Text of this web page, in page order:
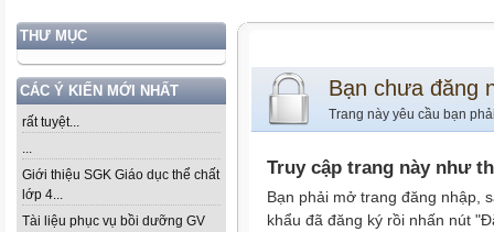
THƯ MỤC
CÁC Ý KIẾN MỚI NHẤT
rất tuyệt...
...
Giới thiệu SGK Giáo dục thể chất
lớp 4...
Tài liệu phục vụ bồi dưỡng GV
Bạn chưa đăng
Trang này yêu cầu bạn
Truy cập trang này như
Bạn phải mở trang đăng nhập,
khẩu đã đăng ký rồi nhấn nút